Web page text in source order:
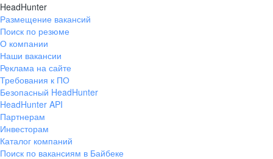
HeadHunter
Размещение вакансий
Поиск по резюме
О компании
Наши вакансии
Реклама на сайте
Требования к ПО
Безопасный HeadHunter
HeadHunter API
Партнерам
Инвесторам
Каталог компаний
Поиск по вакансиям в Байбеке